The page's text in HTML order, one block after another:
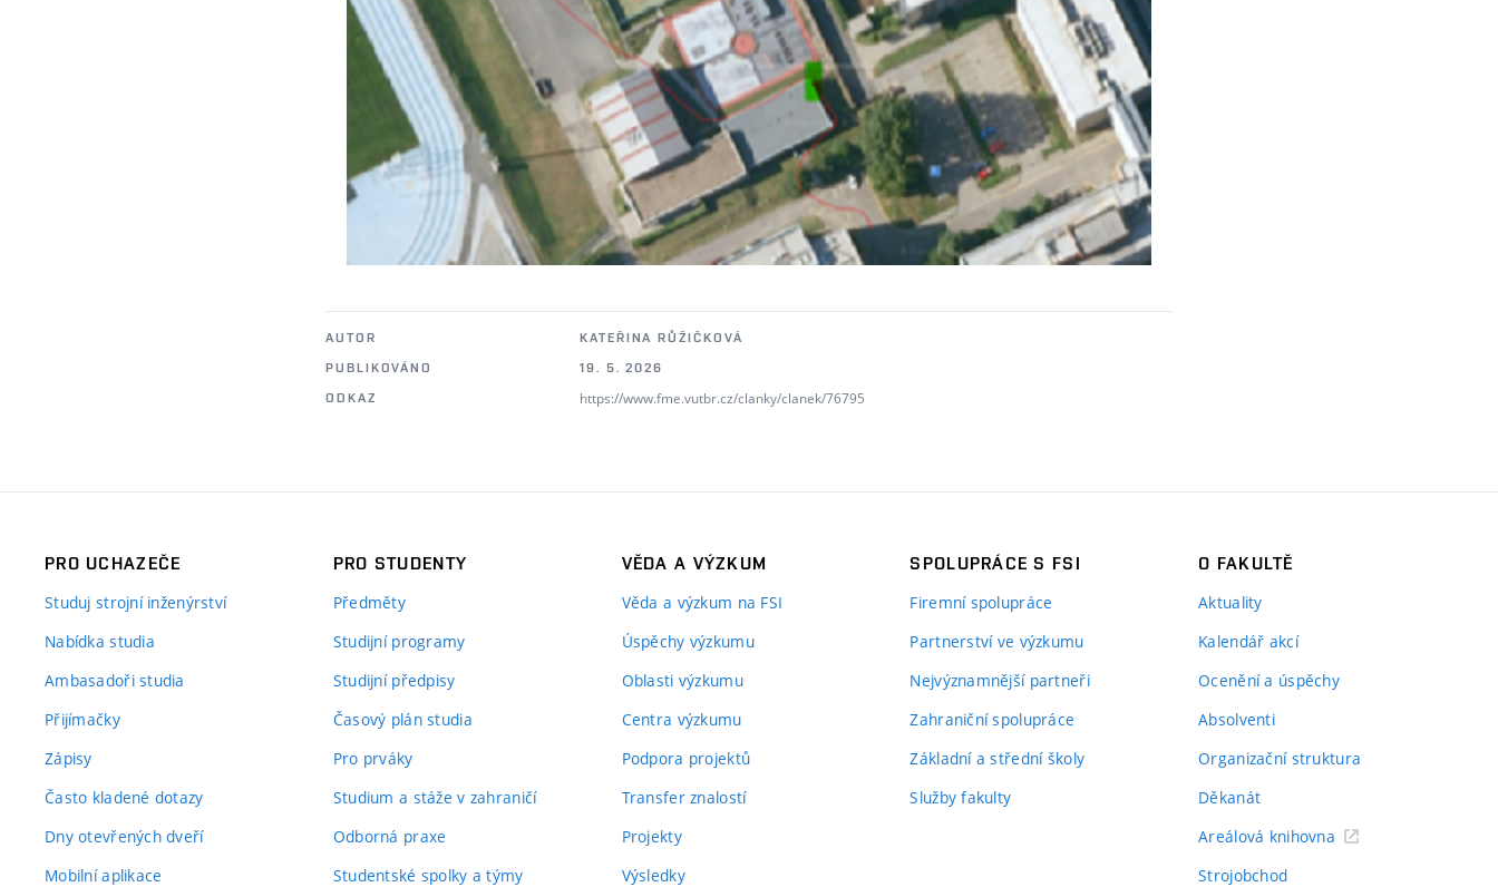
AUTOR
KATEŘINA RŮŽIČKOVÁ
PUBLIKOVÁNO
19. 5. 2026
ODKAZ
https://www.fme.vutbr.cz/clanky/clanek/76795
PRO UCHAZEČE
Studuj strojní inženýrství
Nabídka studia
Ambasadoři studia
Přijímačky
Zápisy
Často kladené dotazy
Dny otevřených dveří
Mobilní aplikace
PRO STUDENTY
Předměty
Studijní programy
Studijní předpisy
Časový plán studia
Pro prváky
Studium a stáže v zahraničí
Odborná praxe
Studentské spolky a týmy
VĚDA A VÝZKUM
Věda a výzkum na FSI
Úspěchy výzkumu
Oblasti výzkumu
Centra výzkumu
Podpora projektů
Transfer znalostí
Projekty
Výsledky
SPOLUPRÁCE S FSI
Firemní spolupráce
Partnerství ve výzkumu
Nejvýznamnější partneři
Zahraniční spolupráce
Základní a střední školy
Služby fakulty
O FAKULTĚ
Aktuality
Kalendář akcí
Ocenění a úspěchy
Absolventi
Organizační struktura
Děkanát
Areálová knihovna
Strojobchod